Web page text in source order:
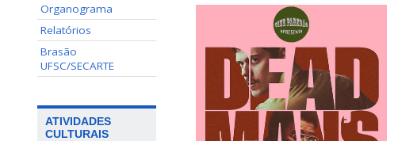
Organograma
Relatórios
Brasão
UFSC/SECARTE
ATIVIDADES
CULTURAIS